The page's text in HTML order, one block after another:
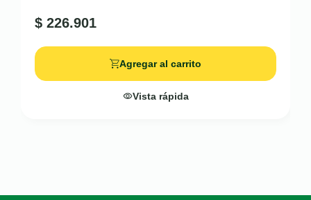
$ 226.901
Agregar al carrito
Vista rápida